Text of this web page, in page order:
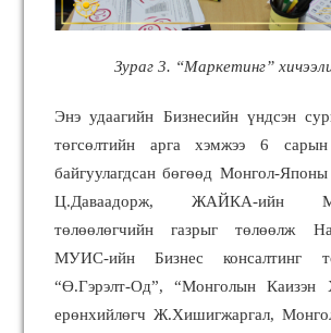
Зураг 3. “Маркетинг”
Энэ удаагийн Бизнесийн үндсэн
төгсөлтийн арга хэмжээ 6
байгуулагдсан бөгөөд Монгол-
Ц.Даваадорж, ЖАЙКА-ийн
төлөөлөгчийн газрыг төлөөлж
МУИС-ийн Бизнес консалтинг
“Ө.Гэрэлт-Од”, “Монголын Каизэн
ерөнхийлөгч Ж.Хишигжаргал,